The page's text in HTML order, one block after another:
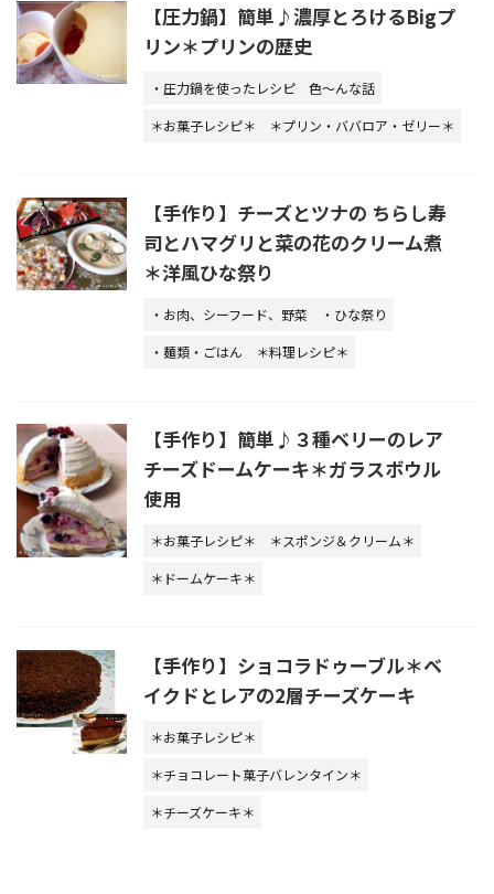
【圧力鍋】簡単♪濃厚とろけるBigプ
リン＊プリンの歴史
・圧力鍋を使ったレシピ
色～んな話
＊お菓子レシピ＊
＊プリン・ババロア・ゼリー＊
【手作り】チーズとツナの ちらし寿
司とハマグリと菜の花のクリーム煮
＊洋風ひな祭り
・お肉、シーフード、野菜
・ひな祭り
・麺類・ごはん
＊料理レシピ＊
【手作り】簡単♪３種ベリーのレア
チーズドームケーキ＊ガラスボウル
使用
＊お菓子レシピ＊
＊スポンジ＆クリーム＊
＊ドームケーキ＊
【手作り】ショコラドゥーブル＊ベ
イクドとレアの2層チーズケーキ
＊お菓子レシピ＊
＊チョコレート菓子バレンタイン＊
＊チーズケーキ＊